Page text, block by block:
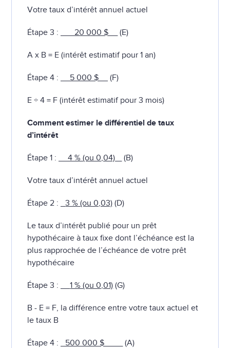
Votre taux d’intérêt annuel actuel
Étape 3 : ___20 000 $__ (E)
A x B = E (intérêt estimatif pour 1 an)
Étape 4 : __5 000 $ __ (F)
E ÷ 4 = F (intérêt estimatif pour 3 mois)
Comment estimer le différentiel de taux
d’intérêt
Étape 1 : __4 % (ou 0,04) _ (B)
Votre taux d’intérêt annuel actuel
Étape 2 : _3 % (ou 0,03) (D)
Le taux d’intérêt publié pour un prêt
hypothécaire à taux fixe dont l’échéance est la
plus rapprochée de l’échéance de votre prêt
hypothécaire
Étape 3 : __1 % (ou 0,01) (G)
B - E = F, la différence entre votre taux actuel et
le taux B
Étape 4 : _500 000 $____ (A)